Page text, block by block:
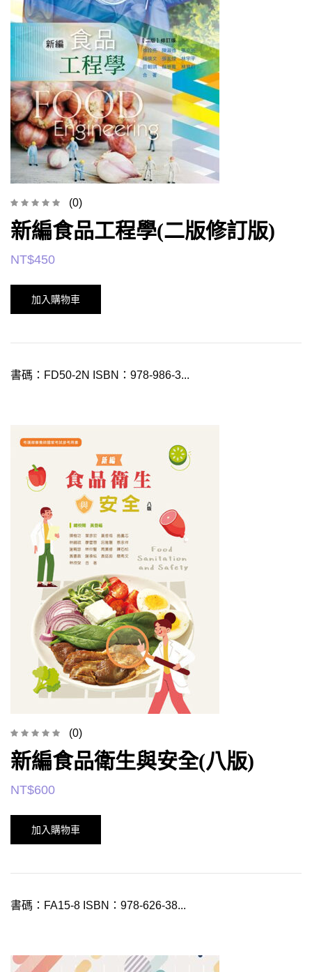
(0)
新編食品工程學(二版修訂版)
NT$450
加入購物車
書碼：FD50-2N ISBN：978-986-3...
(0)
新編食品衛生與安全(八版)
NT$600
加入購物車
書碼：FA15-8 ISBN：978-626-38...